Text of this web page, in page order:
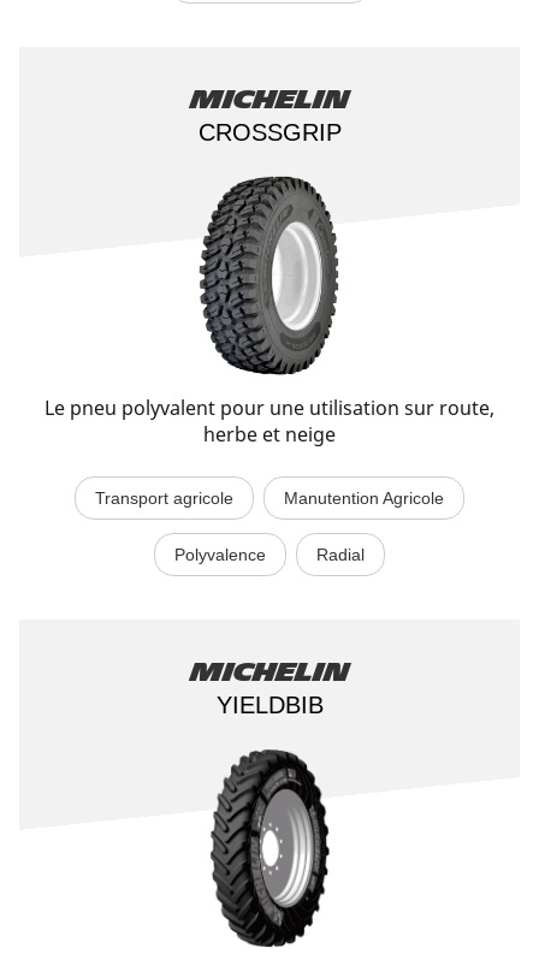
Michelin
CROSSGRIP​
Le pneu polyvalent pour une utilisation sur route,
herbe et neige​
Transport agricole Manutention Agricole
Polyvalence Radial
Michelin
YIELDBIB